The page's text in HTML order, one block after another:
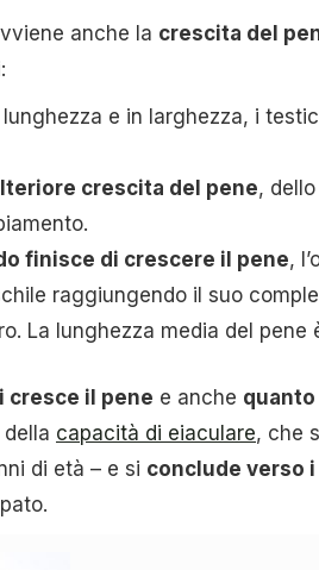
anche la crescita del
lunghezza e in larghezza, i
crescita del pene,
finisce di crescere il pene,
raggiungendo il suo
La lunghezza media del pene
cresce il pene e anche
capacità di eiaculare, che
di età – e si conclude verso i